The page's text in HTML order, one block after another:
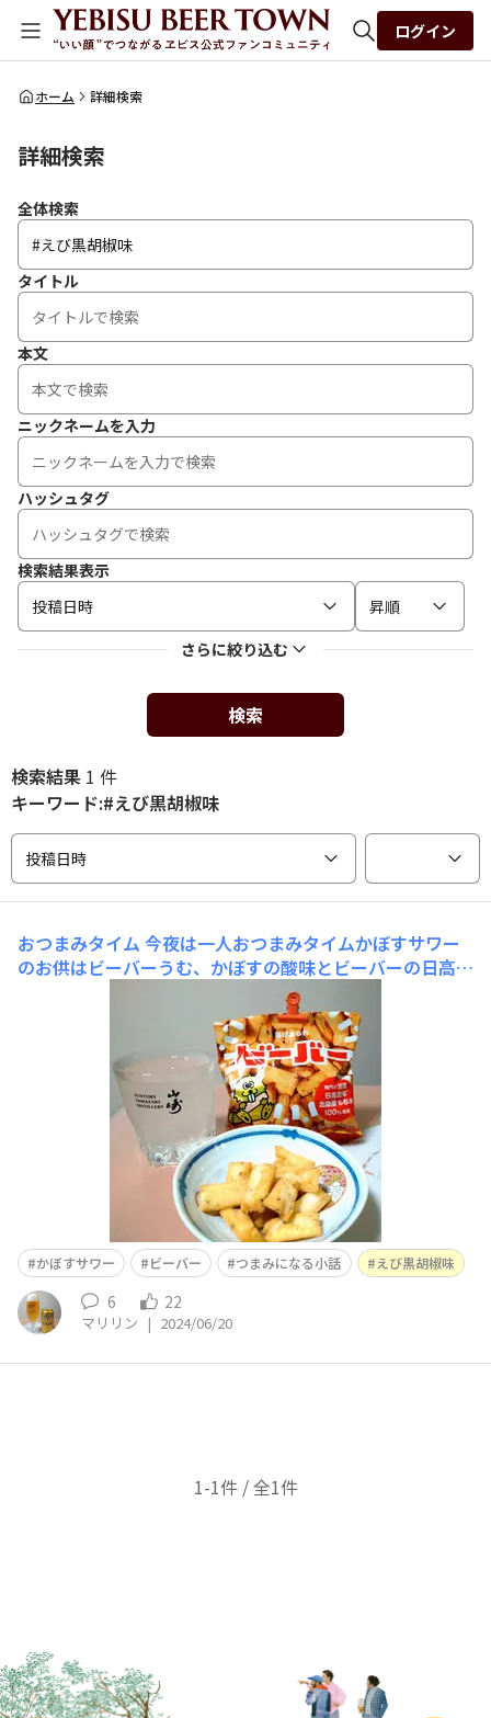
全体検索
ログイン
ホーム 詳細検索
詳細検索
全体検索
タイトル
本文
ニックネームを入力
ハッシュタグ
検索結果表示
投稿日時
昇順
さらに絞り込む
検索
検索結果 1 件
キーワード:#えび黒胡椒味
投稿日時
おつまみタイム 今夜は一人おつまみタイムかぼすサワー
のお供はビーバーうむ、かぼすの酸味とビーバーの日高昆
布の効いた揚げあられがとてもマッチして美味しいです〜
つまみになる小話もお供に
完成まで3日もかかる
かぼすサワー ビーバー つまみになる小話 えび黒胡椒味
6 22
マリリン | 2024/06/20
1-1件 / 全1件